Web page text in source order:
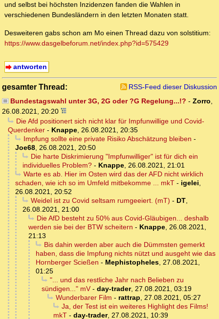
und selbst bei höchsten Inzidenzen fanden die Wahlen in
verschiedenen Bundesländern in den letzten Monaten statt.
Desweiteren gabs schon am Mo einen Thread dazu von solstitium:
https://www.dasgelbeforum.net/index.php?id=575429
antworten
gesamter Thread:
RSS-Feed dieser Diskussion
Bundestagswahl unter 3G, 2G oder ?G Regelung...!? - Zorro,
26.08.2021, 20:20
Die Afd positionert sich nicht klar für Impfunwillige und Covid-
Querdenker - Knappe, 26.08.2021, 20:35
Impfung sollte eine private Risiko Abschätzung bleiben -
Joe68, 26.08.2021, 20:50
Die harte Diskrimierung "Impfunwilliger" ist für dich ein
individuelles Problem? - Knappe, 26.08.2021, 21:01
Warte es ab. Hier im Osten wird das der AFD nicht wirklich
schaden, wie ich so im Umfeld mitbekomme ... mkT - igelei,
26.08.2021, 20:52
Weidel ist zu Covid seltsam rumgeeiert. (mT) - DT,
26.08.2021, 21:00
Die AfD besteht zu 50% aus Covid-Gläubigen... deshalb
werden sie bei der BTW scheitern - Knappe, 26.08.2021,
21:13
Bis dahin werden aber auch die Dümmsten gemerkt
haben, dass die Impfung nichts nützt und ausgeht wie das
Hornberger Scießen - Mephistopheles, 27.08.2021,
01:25
"... und das restliche Jahr nach Belieben zu
sündigen..." mV- day-trader, 27.08.2021, 03:19
Wunderbarer Film - rattrap, 27.08.2021, 05:27
Ja, der Test ist ein weiteres Highlight des Films!
mkT - day-trader, 27.08.2021, 10:39